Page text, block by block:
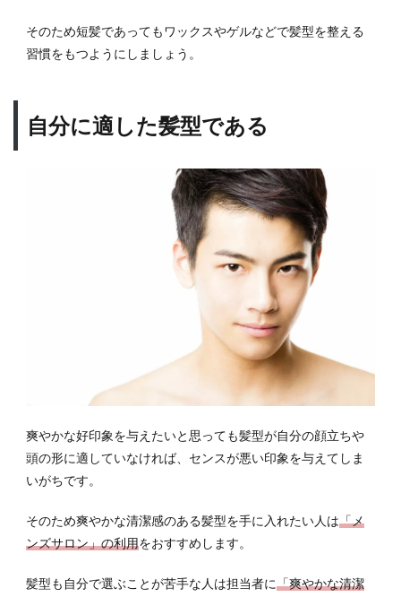
そのため短髪であってもワックスやゲルなどで髪型を整える
習慣をもつようにしましょう。
自分に適した髪型である
爽やかな好印象を与えたいと思っても髪型が自分の顔立ちや
頭の形に適していなければ、センスが悪い印象を与えてしま
いがちです。
そのため爽やかな清潔感のある髪型を手に入れたい人は「メ
ンズサロン」の利用をおすすめします。
髪型も自分で選ぶことが苦手な人は担当者に「爽やかな清潔